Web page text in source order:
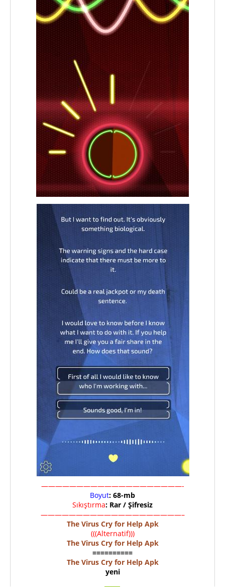
————————————————————-
Boyut: 68-mb
Sıkıştırma: Rar / Şifresiz
————————————————————–
The Virus Cry for Help Apk
(((Alternatif)))
The Virus Cry for Help Apk
==========
The Virus Cry for Help Apk
yeni